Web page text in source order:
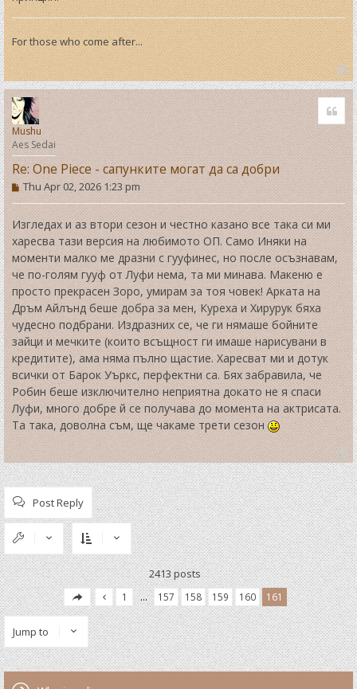
For those who come after...
T
o
p
Mushu
Aes Sedai
Re: One Piece - сапунките могат да са добри
P
o
s
t
Thu Apr 02, 2026 1:23 pm
Изгледах и аз втори сезон и честно казано все така си ми
харесва тази версия на любимото ОП. Само Иняки на
моменти малко ме дразни с гууфинес, но после осъзнавам,
че по-голям гууф от Луфи нема, та ми минава. Макеню е
просто прекрасен Зоро, умирам за тоя човек! Арката на
Дръм Айлънд беше добра за мен, Куреха и Хирурук бяха
чудесно подбрани. Издразних се, че ги нямаше бойните
зайци и мечките (които всъщност ги имаше нарисувани в
кредитите), ама няма пълно щастие. Харесват ми и дотук
всички от Барок Уъркс, перфектни са. Бях забравила, че
Робин беше изключително неприятна докато не я спаси
Луфи, много добре й се получава до момента на актрисата.
Та така, доволна съм, ще чакаме трети сезон
T
o
p
Post Reply
2413 posts
1 … 157 158 159 160 161
Jump to